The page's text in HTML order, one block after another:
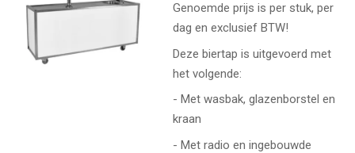
Genoemde prijs is per stuk, per
dag en exclusief BTW!
Deze biertap is uitgevoerd met
het volgende:
- Met wasbak, glazenborstel en
kraan
- Met radio en ingebouwde